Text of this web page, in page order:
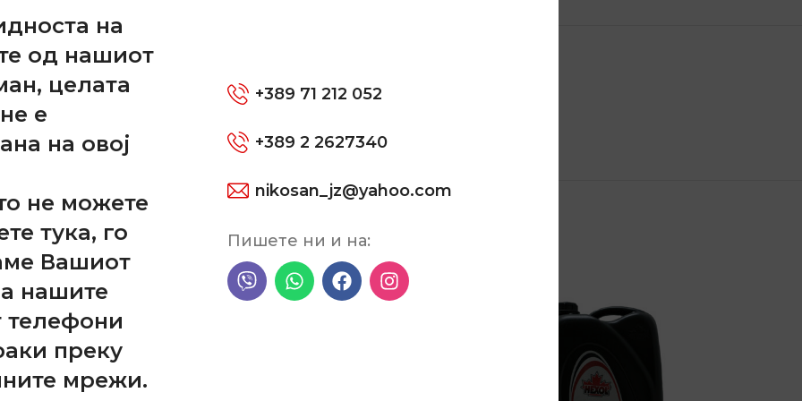
на
од нашиот
целата
е
на овој
не можете
тука, го
Вашиот
нашите
телефони
преку
мрежи.
+389 71 212 052
+389 2 2627340
nikosan_jz@yahoo.com
Пишете ни и на:
ИНФОРМАЦИИ